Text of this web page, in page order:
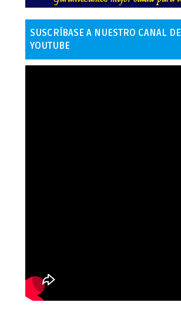
SUSCRÍBASE A NUESTRO CANAL DE
YOUTUBE